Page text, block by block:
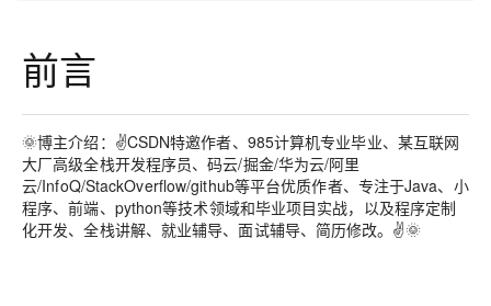
前言
🌞博主介绍：✌CSDN特邀作者、985计算机专业毕业、某互联网
大厂高级全栈开发程序员、码云/掘金/华为云/阿里
云/InfoQ/StackOverflow/github等平台优质作者、专注于Java、小
程序、前端、python等技术领域和毕业项目实战，以及程序定制
化开发、全栈讲解、就业辅导、面试辅导、简历修改。✌🌞